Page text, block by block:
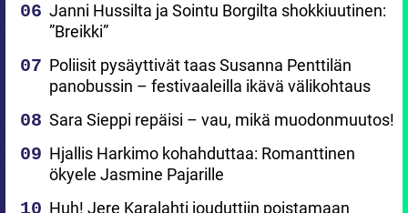
Janni Hussilta ja Sointu Borgilta shokkiuutinen:
”Breikki”
Poliisit pysäyttivät taas Susanna Penttilän
panobussin – festivaaleilla ikävä välikohtaus
Sara Sieppi repäisi – vau, mikä muodonmuutos!
Hjallis Harkimo kohahduttaa: Romanttinen
ökyele Jasmine Pajarille
Huh! Jere Karalahti jouduttiin poistamaan